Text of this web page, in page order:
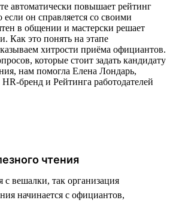
автоматически повышает рейтинг
если он справляется со своими
в общении и мастерски решает
Как это понять на этапе
хитрости приёма официантов.
которые стоит задать кандидату
нам помогла Елена Лондарь,
бренд и Рейтинга работодателей
чтения
с вешалки, так организация
начинается с официантов,